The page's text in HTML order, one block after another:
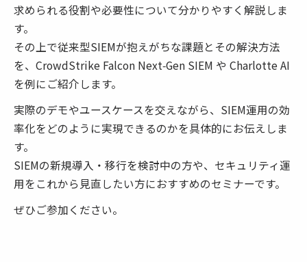
求められる役割や必要性について分かりやすく解説しま
す。
その上で従来型SIEMが抱えがちな課題とその解決方法
を、CrowdStrike Falcon Next‑Gen SIEM や Charlotte AI
を例にご紹介します。
実際のデモやユースケースを交えながら、SIEM運用の効
率化をどのように実現できるのかを具体的にお伝えしま
す。
SIEMの新規導入・移行を検討中の方や、セキュリティ運
用をこれから見直したい方におすすめのセミナーです。
ぜひご参加ください。